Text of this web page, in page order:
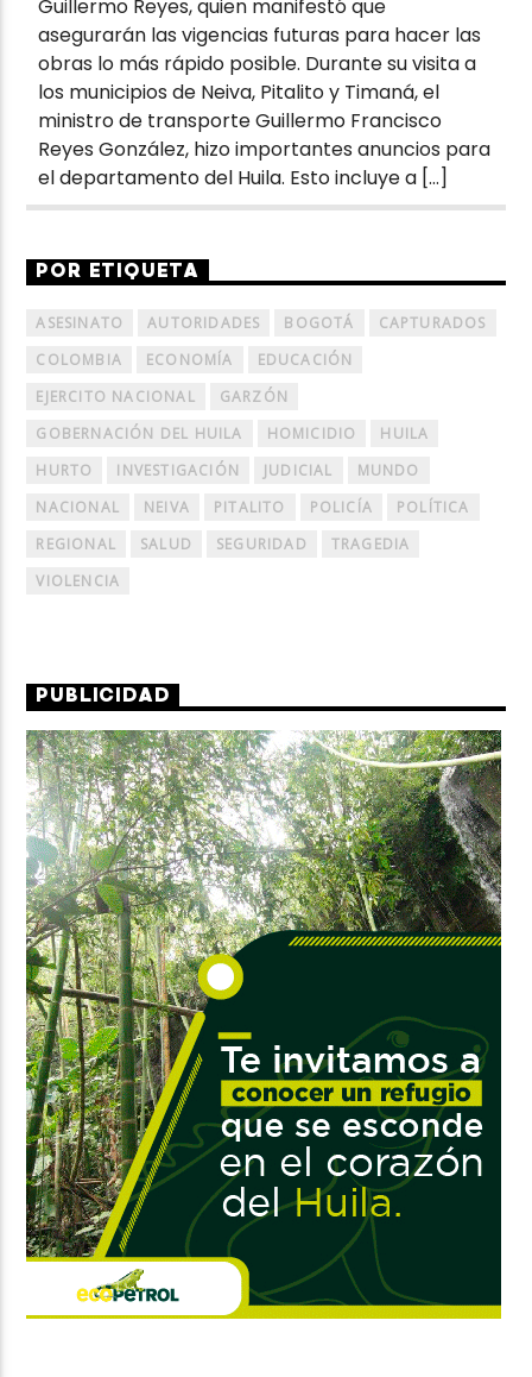
Guillermo Reyes, quien manifestó que
asegurarán las vigencias futuras para hacer las
obras lo más rápido posible. Durante su visita a
los municipios de Neiva, Pitalito y Timaná, el
ministro de transporte Guillermo Francisco
Reyes González, hizo importantes anuncios para
el departamento del Huila. Esto incluye a […]
POR ETIQUETA
ASESINATO AUTORIDADES BOGOTÁ
CAPTURADOS
COLOMBIA
ECONOMÍA
EDUCACIÓN
EJERCITO NACIONAL
GARZÓN
GOBERNACIÓN DEL HUILA
HOMICIDIO
HUILA
HURTO
INVESTIGACIÓN JUDICIAL
MUNDO
NACIONAL
NEIVA PITALITO POLICÍA
POLÍTICA
REGIONAL
SALUD SEGURIDAD
TRAGEDIA
VIOLENCIA
PUBLICIDAD